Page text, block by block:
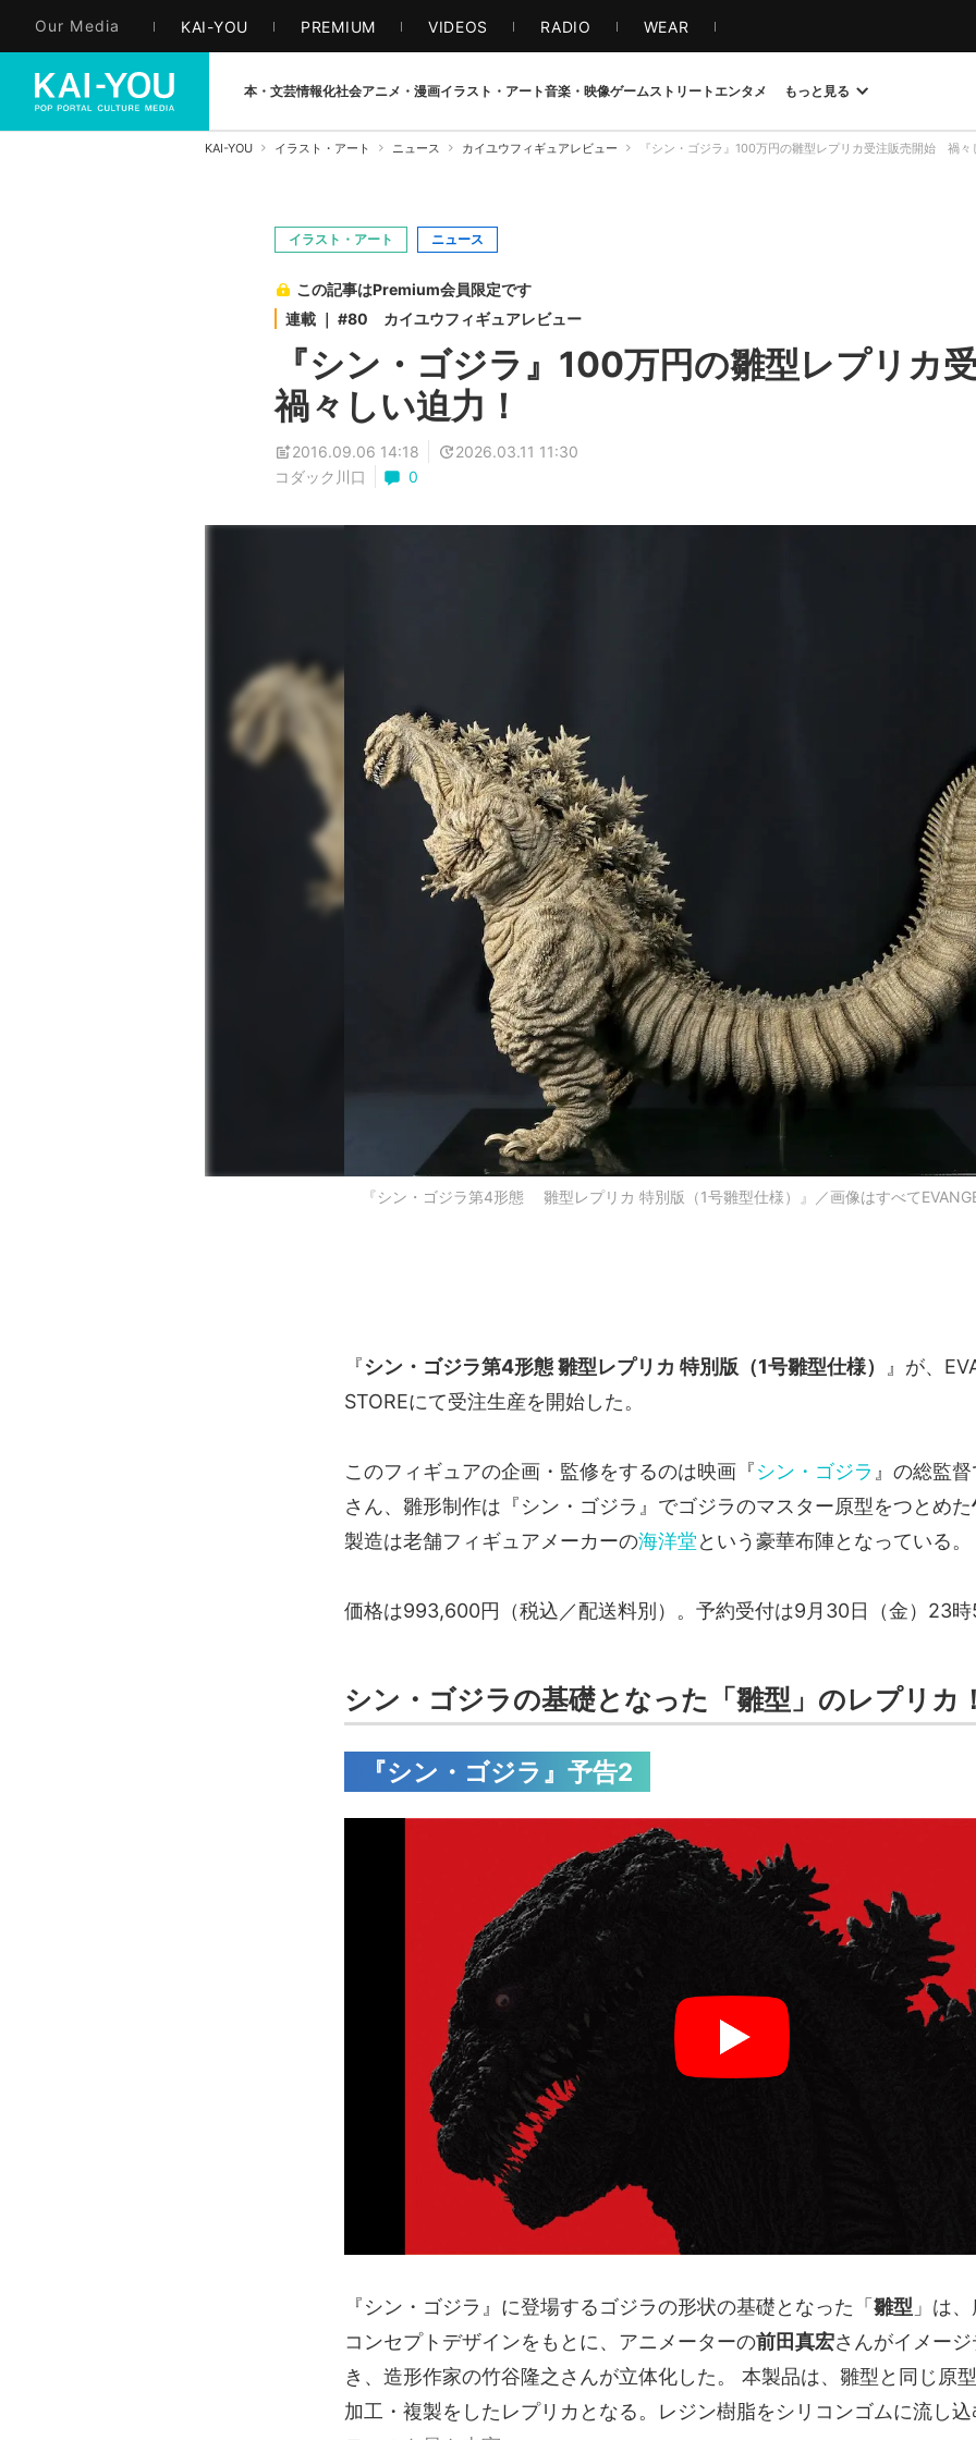
Our Media KAI-YOU PREMIUM VIDEOS RADIO WEAR
本・文芸情報化社会アニメ・漫画イラスト・アート音楽・映像ゲームストリート エンタメ もっと見る
KAI-YOU イラスト・アート ニュース カイユウフィギュアレビュー 『シン・ゴジラ』100万円の雛型レプリカ受注販売開始 禍々
イラスト・アート ニュース
この記事はPremium会員限定です
連載 ｜ #80 カイユウフィギュアレビュー
『シン・ゴジラ』100万円の雛型レプリ
禍々しい迫力！
2016.09.06 14:18
2026.03.11 11:30
コダック川口
0
『シン・ゴジラ第4形態 雛型レプリカ 特別版（1号雛型仕様）』／画像はすべて
『シン・ゴジラ第4形態 雛型レプリカ 特別版（1号雛型仕様）
』が、
STOREにて受注生産を開始した。
このフィギュアの企画・監修をするのは映画『シン・ゴジラ 』の総監
さん、雛形制作は『シン・ゴジラ』でゴジラのマスター原型をつとめた
製造は老舗フィギュアメーカーの海洋堂という豪華布陣となっている。
価格は993,600円（税込／配送料別）。予約受付は9月30日（金）23
シン・ゴジラの基礎となった「雛型」のレプリカ
『シン・ゴジラ』予告2
『シン・ゴジラ』に登場するゴジラの形状の基礎となった「雛型 」は
コンセプトデザインをもとに、アニメーターの前田真宏さんがイメー
き、造形作家の竹谷隆之さんが立体化した。 本製品は、雛型と同じ原
加工・複製をしたレプリカとなる。レジン樹脂をシリコンゴムに流し